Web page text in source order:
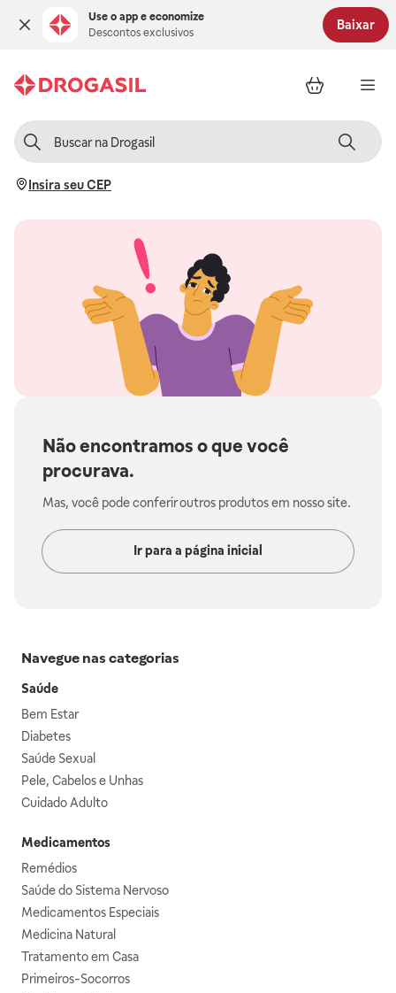
Use o app e economize
Descontos exclusivos
Baixar
Insira seu CEP
Não encontramos o que você
procurava.
Mas, você pode conferir outros produtos em nosso site.
Ir para a página inicial
Navegue nas categorias
Saúde
Bem Estar
Diabetes
Saúde Sexual
Pele, Cabelos e Unhas
Cuidado Adulto
Medicamentos
Remédios
Saúde do Sistema Nervoso
Medicamentos Especiais
Medicina Natural
Tratamento em Casa
Primeiros-Socorros